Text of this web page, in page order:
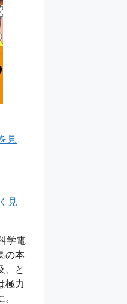
見
見
学電
の本
、と
極力